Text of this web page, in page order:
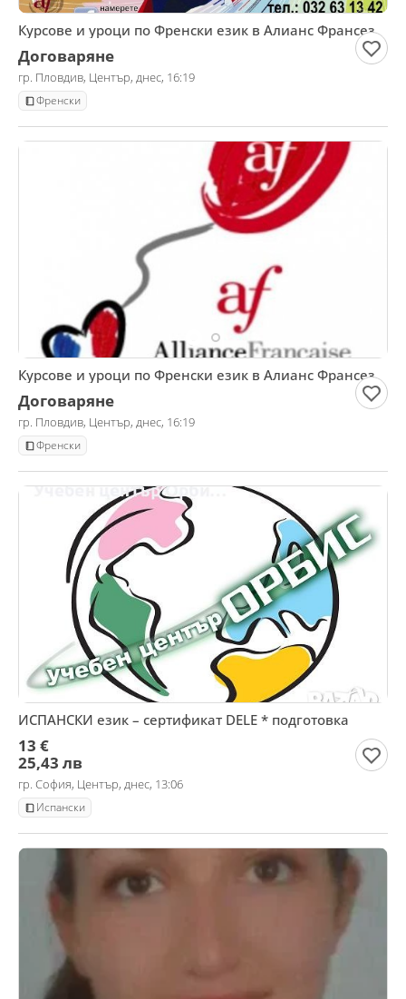
Курсове и уроци по Френски език в Алианс Франсез
Договаряне
гр. Пловдив, Център, днес, 16:19
Френски
Курсове и уроци по Френски език в Алианс Франсез
Договаряне
гр. Пловдив, Център, днес, 16:19
Френски
ИСПАНСКИ език – сертификат DELE * подготовка
13 €
25,43 лв
гр. София, Център, днес, 13:06
Испански